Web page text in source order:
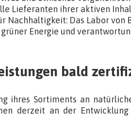
Lieferanten ihrer aktiven
Nachhaltigkeit: Das Labor von
Energie und
bald
ihres Sortiments an
derzeit an der